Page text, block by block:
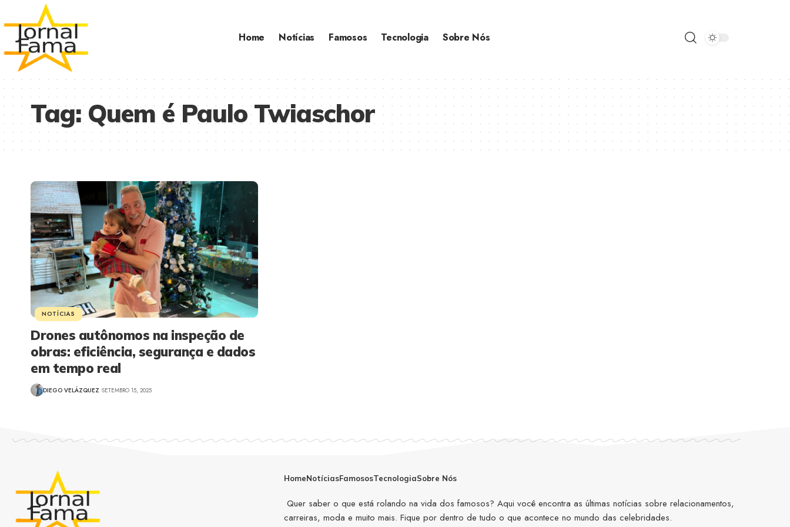
Home Notícias Famosos Tecnologia Sobre Nós
Tag:Quem é Paulo Twiaschor
NOTÍCIAS
Drones autônomos na inspeção de
obras: eficiência, segurança e dados
em tempo real
DIEGO VELÁZQUEZ SETEMBRO 15, 2025
HomeNotíciasFamososTecnologiaSobre Nós
Quer saber o que está rolando na vida dos famosos? Aqui você encontra as últimas notícias sobre relacionamentos,
carreiras, moda e muito mais. Fique por dentro de tudo o que acontece no mundo das celebridades.